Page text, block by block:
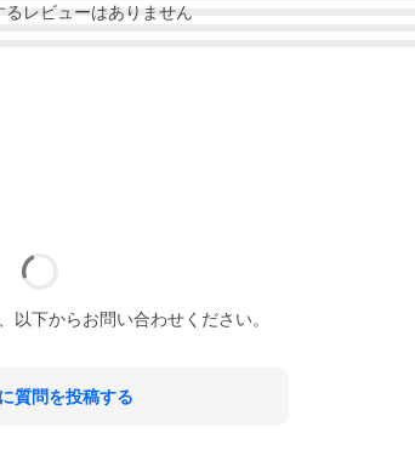
るレビューはありません
以下からお問い合わせください。
質問を投稿する